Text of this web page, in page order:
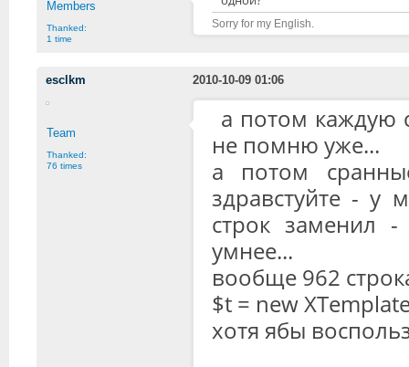
Members
Thanked:
1 time
Sorry for my English.
esclkm 2010-10-09 01:06
Team
Thanked:
76 times
а потом каждую
не помню уже...
а потом
здравстуйте - у
строк заменил
умнее...
вообще 962
$t = new
хотя ябы